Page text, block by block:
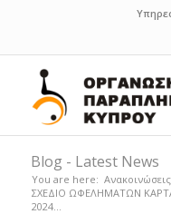
Blog - Latest News
You are here: Ανακοινώσεις
ΣΧΕΔΙΟ ΩΦΕΛΗΜΑΤΩΝ
2024...